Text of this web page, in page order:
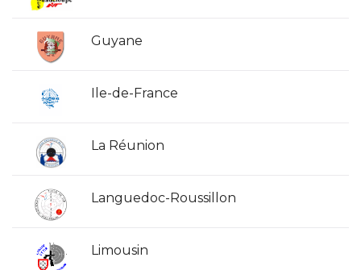
Guyane
Ile-de-France
La Réunion
Languedoc-Roussillon
Limousin